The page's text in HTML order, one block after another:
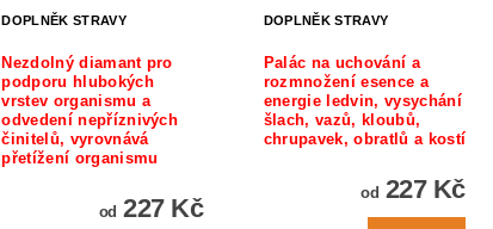
DOPLNĚK STRAVY
Nezdolný diamant pro
podporu hlubokých
vrstev organismu a
odvedení nepříznivých
činitelů, vyrovnává
přetížení organismu
od 227 Kč
DOPLNĚK STRAVY
Palác na uchování a
rozmnožení esence a
energie ledvin, vysychání
šlach, vazů, kloubů,
chrupavek, obratlů a kostí
od 227 Kč